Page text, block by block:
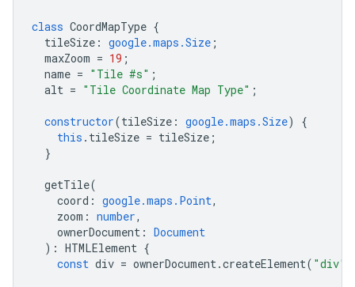
class CoordMapType {
tileSize : google.maps.Size ;
maxZoom = 19 ;
name = "Tile #s" ;
alt = "Tile Coordinate Map Type" ;
constructor(tileSize : google.maps.Size)
{
this . tileSize = tileSize ;
}
getTile(
coord : google.maps.Point,
zoom : number,
ownerDocument : Document
) : HTMLElement {
const div = ownerDocument.createElement( "div"